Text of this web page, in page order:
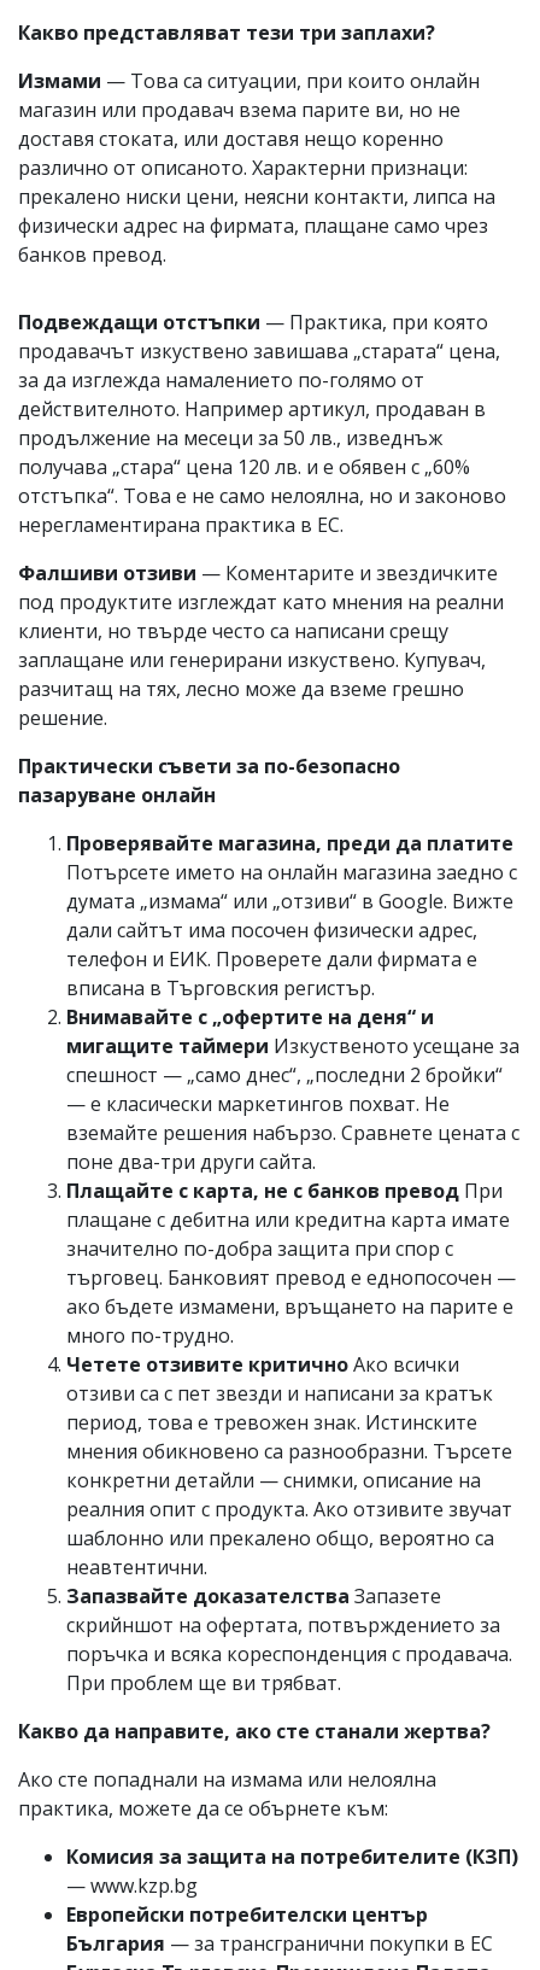
Какво представляват тези три заплахи?
Измами — Това са ситуации, при които онлайн
магазин или продавач взема парите ви, но не
доставя стоката, или доставя нещо коренно
различно от описаното. Характерни признаци:
прекалено ниски цени, неясни контакти, липса на
физически адрес на фирмата, плащане само чрез
банков превод.
Подвеждащи отстъпки — Практика, при която
продавачът изкуствено завишава „старата“ цена,
за да изглежда намалението по-голямо от
действителното. Например артикул, продаван в
продължение на месеци за 50 лв., изведнъж
получава „старa“ цена 120 лв. и е обявен с „60%
отстъпка“. Това е не само нелоялна, но и законово
нерегламентирана практика в ЕС.
Фалшиви отзиви — Коментарите и звездичките
под продуктите изглеждат като мнения на реални
клиенти, но твърде често са написани срещу
заплащане или генерирани изкуствено. Купувач,
разчитащ на тях, лесно може да вземе грешно
решение.
Практически съвети за по-безопасно
пазаруване онлайн
Проверявайте магазина, преди да платите
Потърсете името на онлайн магазина заедно с
думата „измама“ или „отзиви“ в Google. Вижте
дали сайтът има посочен физически адрес,
телефон и ЕИК. Проверете дали фирмата е
вписана в Търговския регистър.
Внимавайте с „офертите на деня“ и
мигащите таймери Изкуственото усещане за
спешност — „само днес“, „последни 2 бройки“
— е класически маркетингов похват. Не
вземайте решения набързо. Сравнете цената с
поне два-три други сайта.
Плащайте с карта, не с банков превод При
плащане с дебитна или кредитна карта имате
значително по-добра защита при спор с
търговец. Банковият превод е еднопосочен —
ако бъдете измамени, връщането на парите е
много по-трудно.
Четете отзивите критичноАко всички
отзиви са с пет звезди и написани за кратък
период, това е тревожен знак. Истинските
мнения обикновено са разнообразни. Търсете
конкретни детайли — снимки, описание на
реалния опит с продукта. Ако отзивите звучат
шаблонно или прекалено общо, вероятно са
неавтентични.
Запазвайте доказателства Запазете
скрийншот на офертата, потвърждението за
поръчка и всяка кореспонденция с продавача.
При проблем ще ви трябват.
Какво да направите, ако сте станали жертва?
Ако сте попаднали на измама или нелоялна
практика, можете да се обърнете към:
Комисия за защита на потребителите (КЗП)
— www.kzp.bg
Европейски потребителски център
България — за трансгранични покупки в ЕС